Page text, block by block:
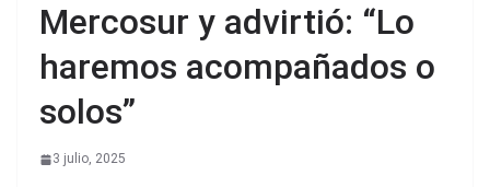
Mercosur y advirtió: “Lo
haremos acompañados o
solos”
3 julio, 2025